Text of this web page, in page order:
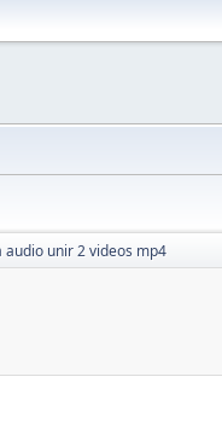
audio unir 2 videos mp4